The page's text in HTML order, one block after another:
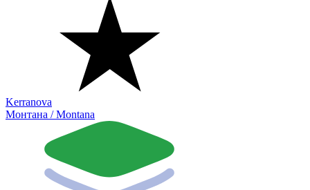
Kerranova
Монтана / Montana